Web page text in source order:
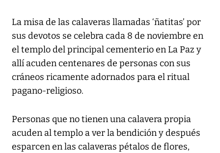
La misa de las calaveras llamadas ‘ñatitas’ por
sus devotos se celebra cada 8 de noviembre en
el templo del principal cementerio en La Paz y
allí acuden centenares de personas con sus
cráneos ricamente adornados para el ritual
pagano-religioso.
Personas que no tienen una calavera propia
acuden al templo a ver la bendición y después
esparcen en las calaveras pétalos de flores,